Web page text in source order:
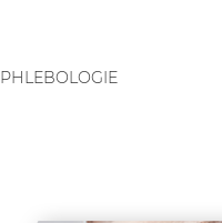
PHLEBOLOGIE